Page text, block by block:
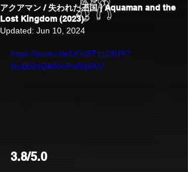
アクアマン / 失われた王国 | Aquaman and the
Lost Kingdom (2023)
Updated: Jun 10, 2024
https://youtu.be/UGc5Tzz19UY?
si=Eb0oQ48oUFuNqAKU
3.8/5.0